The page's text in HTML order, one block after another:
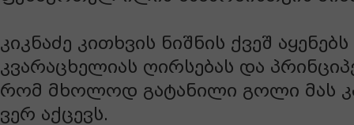
კიკნაძე კითხვის ნიშნის ქვეშ აყენებს
კვარაცხელიას ღირსებას და
რომ მხოლოდ გატანილი გოლი მას
ვერ აქცევს.